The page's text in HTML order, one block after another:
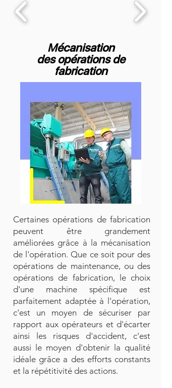
Mécanisation
des opérations de
fabrication
Certaines opérations de fabrication
peuvent être grandement
améliorées grâce à la mécanisation
de l'opération. Que ce soit pour des
opérations de maintenance, ou des
opérations de fabrication, le choix
d'une machine spécifique est
parfaitement adaptée à l'opération,
c'est un moyen de sécuriser par
rapport aux opérateurs et d'écarter
ainsi les risques d'accident, c'est
aussi le moyen d'obtenir la qualité
idéale grâce a des efforts constants
et la répétitivité des actions.